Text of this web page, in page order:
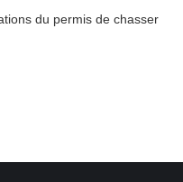
du permis de chasser